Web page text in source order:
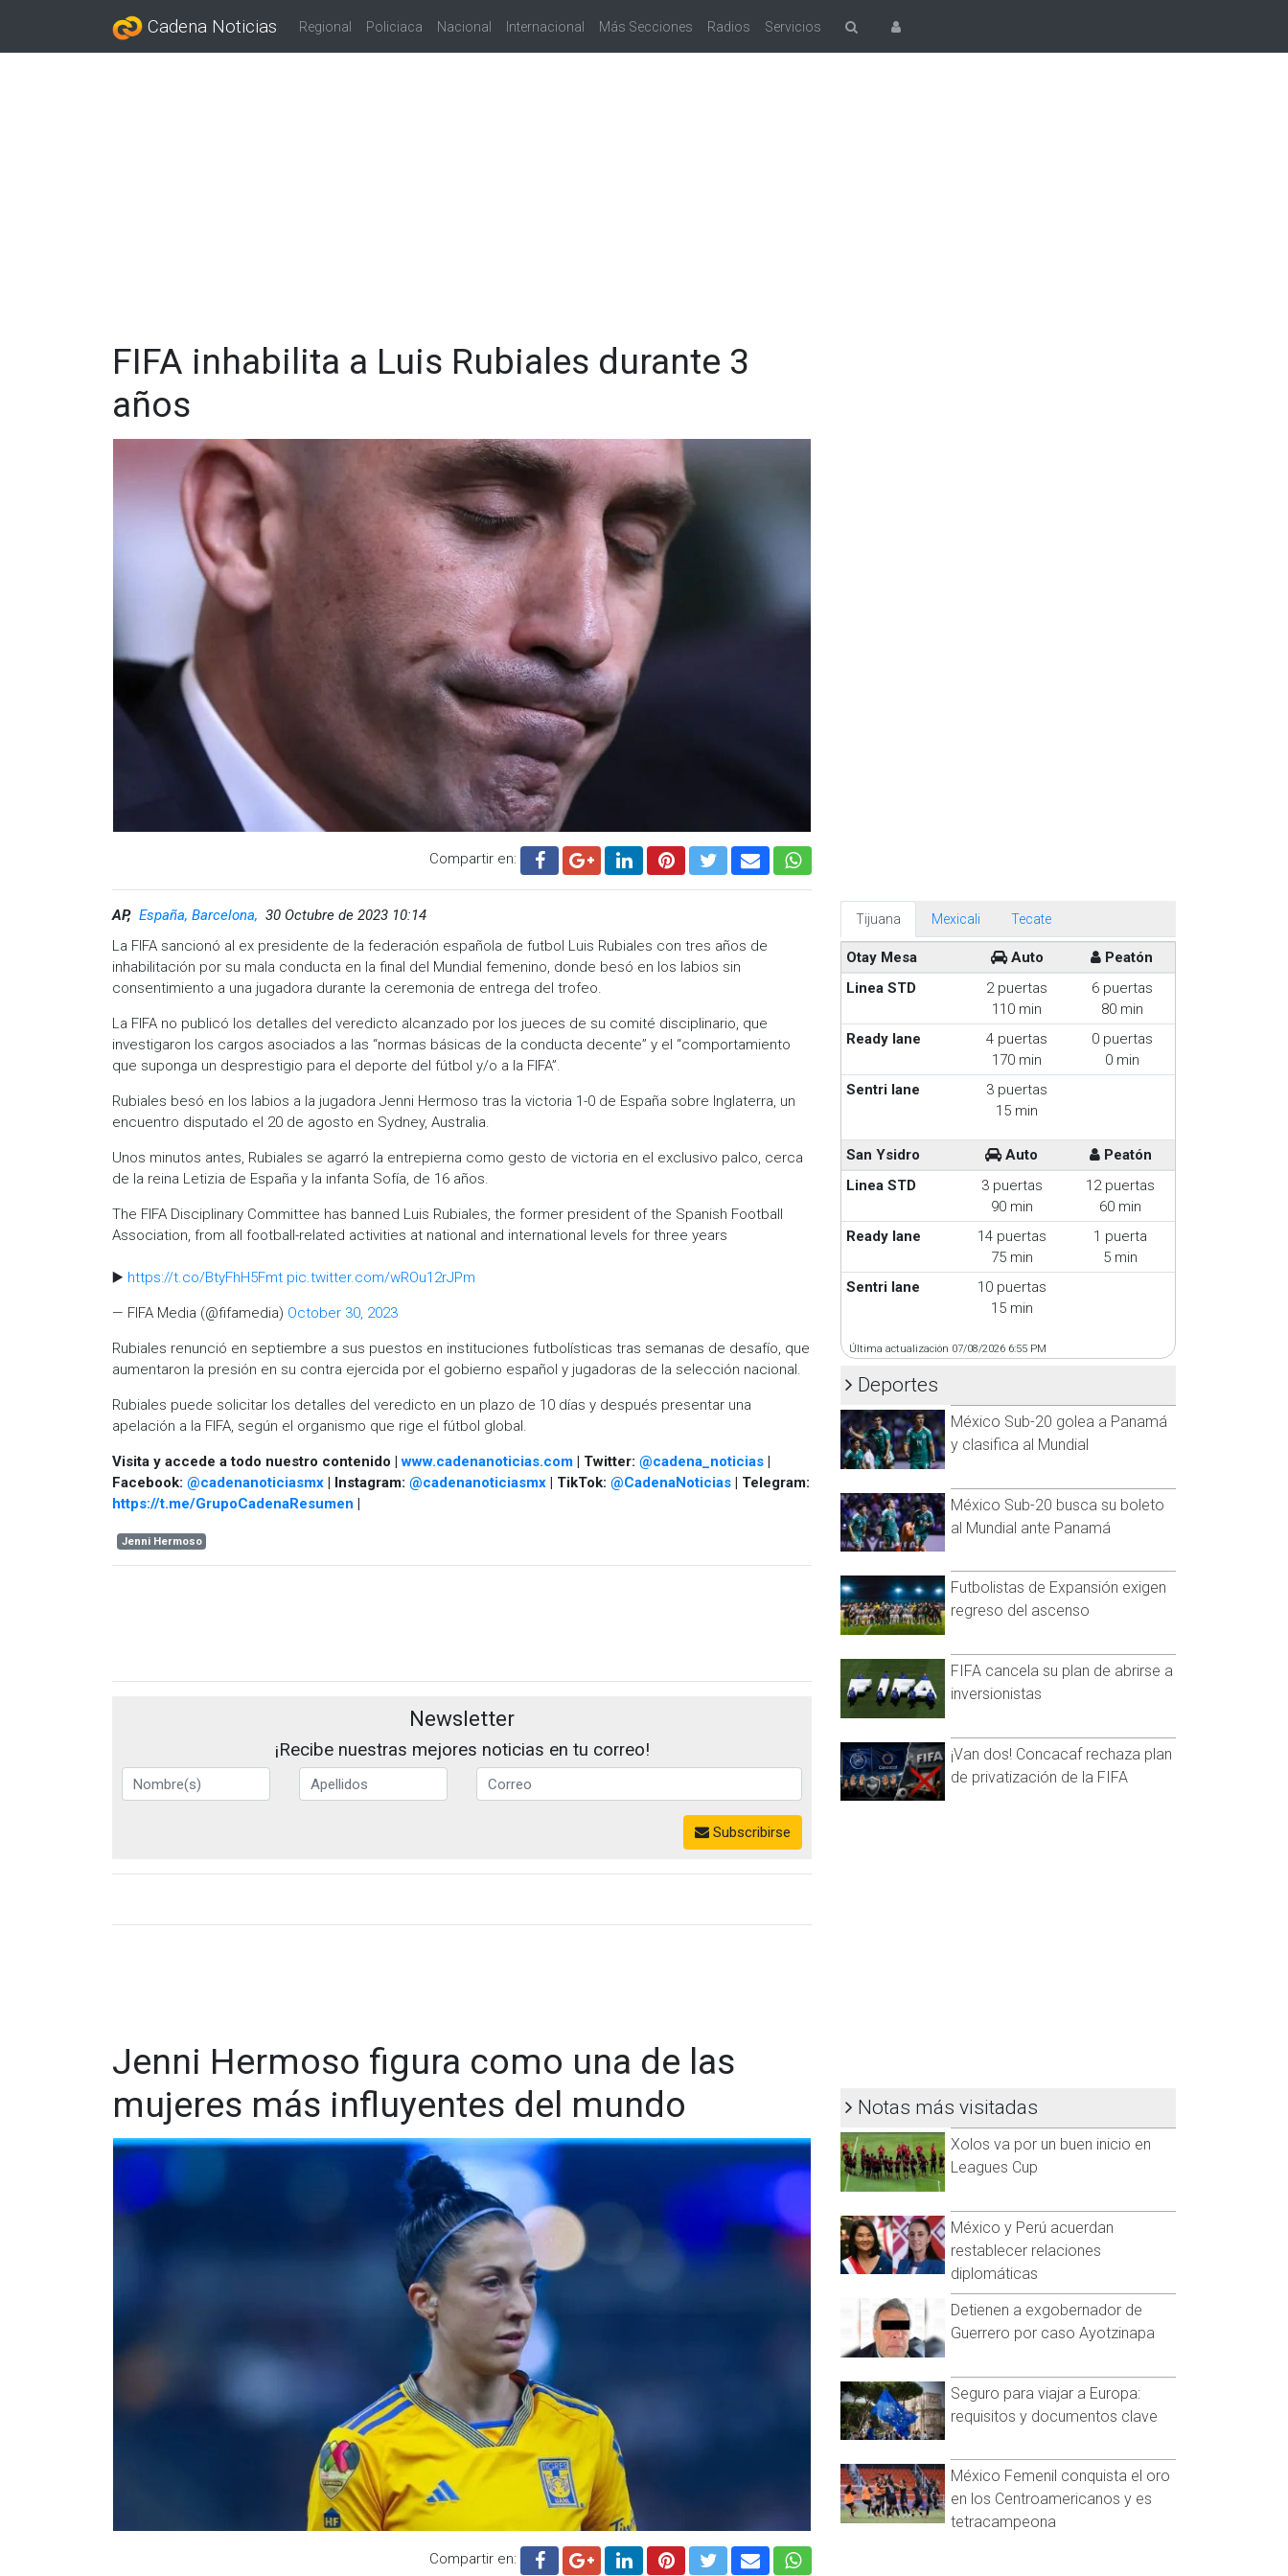
Cadena Noticias Regional Policiaca Nacional Internacional Más Secciones Radios Servicios
FIFA inhabilita a Luis Rubiales durante 3
años
Compartir en:
AP, España, Barcelona, 30 Octubre de 2023 10:14
La FIFA sancionó al ex presidente de la federación española de futbol Luis Rubiales con tres años de
inhabilitación por su mala conducta en la final del Mundial femenino, donde besó en los labios sin
consentimiento a una jugadora durante la ceremonia de entrega del trofeo.
La FIFA no publicó los detalles del veredicto alcanzado por los jueces de su comité disciplinario, que
investigaron los cargos asociados a las “normas básicas de la conducta decente” y el “comportamiento
que suponga un desprestigio para el deporte del fútbol y/o a la FIFA”.
Rubiales besó en los labios a la jugadora Jenni Hermoso tras la victoria 1-0 de España sobre Inglaterra, un
encuentro disputado el 20 de agosto en Sydney, Australia.
Unos minutos antes, Rubiales se agarró la entrepierna como gesto de victoria en el exclusivo palco, cerca
de la reina Letizia de España y la infanta Sofía, de 16 años.
The FIFA Disciplinary Committee has banned Luis Rubiales, the former president of the Spanish Football
Association, from all football-related activities at national and international levels for three years
▶️ https://t.co/BtyFhH5Fmt pic.twitter.com/wROu12rJPm
— FIFA Media (@fifamedia) October 30, 2023
Rubiales renunció en septiembre a sus puestos en instituciones futbolísticas tras semanas de desafío, que
aumentaron la presión en su contra ejercida por el gobierno español y jugadoras de la selección nacional.
Rubiales puede solicitar los detalles del veredicto en un plazo de 10 días y después presentar una
apelación a la FIFA, según el organismo que rige el fútbol global.
Visita y accede a todo nuestro contenido |www.cadenanoticias.com | Twitter: @cadena_noticias |
Facebook: @cadenanoticiasmx | Instagram: @cadenanoticiasmx | TikTok: @CadenaNoticias | Telegram:
https://t.me/GrupoCadenaResumen |
Jenni Hermoso
Newsletter
¡Recibe nuestras mejores noticias en tu correo!
Subscribirse
Jenni Hermoso figura como una de las
mujeres más influyentes del mundo
Compartir en:
Tijuana Mexicali Tecate
Otay Mesa Auto
Peatón
Linea STD
2 puertas
110 min
6 puertas
80 min
Ready lane
4 puertas
170 min
0 puertas
0 min
Sentri lane
3 puertas
15 min
San Ysidro Auto
Peatón
Linea STD
3 puertas
90 min
12 puertas
60 min
Ready lane
14 puertas
75 min
1 puerta
5 min
Sentri lane
10 puertas
15 min
Última actualización 07/08/2026 6:55 PM
Deportes
México Sub-20 golea a Panamá
y clasifica al Mundial
México Sub-20 busca su boleto
al Mundial ante Panamá
Futbolistas de Expansión exigen
regreso del ascenso
FIFA cancela su plan de abrirse a
inversionistas
¡Van dos! Concacaf rechaza plan
de privatización de la FIFA
Notas más visitadas
Xolos va por un buen inicio en
Leagues Cup
México y Perú acuerdan
restablecer relaciones
diplomáticas
Detienen a exgobernador de
Guerrero por caso Ayotzinapa
Seguro para viajar a Europa:
requisitos y documentos clave
México Femenil conquista el oro
en los Centroamericanos y es
tetracampeona